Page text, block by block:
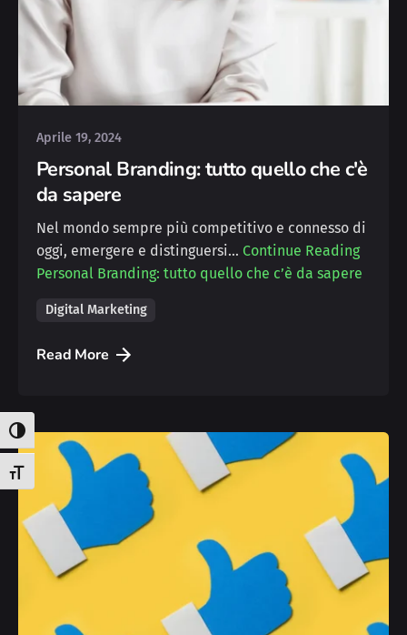
Attiva/disattiva alto contrasto
Attiva/disattiva dimensione testo
Aprile 19, 2024
Personal Branding: tutto quello che c'è
da sapere
Nel mondo sempre più competitivo e connesso di
oggi, emergere e distinguersi… Continue Reading
Personal Branding: tutto quello che c’è da sapere
Digital Marketing
Read More